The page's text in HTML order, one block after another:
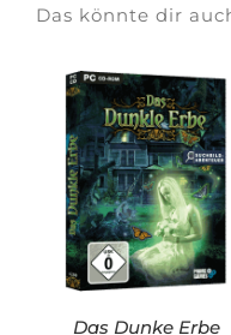
Das könnte dir
Das Dunke Erbe